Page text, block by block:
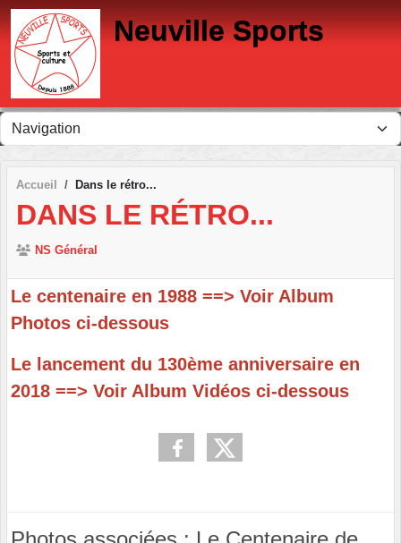
Neuville Sports
Accueil Dans le rétro...
DANS LE RÉTRO...
NS Général
Le centenaire en 1988 ==> Voir Album
Photos ci-dessous
Le lancement du 130ème anniversaire en
2018 ==> Voir Album Vidéos ci-dessous
Panneau de gestion des cookies